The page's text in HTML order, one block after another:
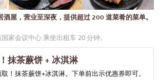
屋，营业至深夜，提供超过 200 道菜肴的菜单。
家会议中心 乘坐出租车 20 分钟。
抹茶蕨饼 + 冰淇淋
！抹茶蕨饼+冰淇淋。下单前出示优惠券即可。